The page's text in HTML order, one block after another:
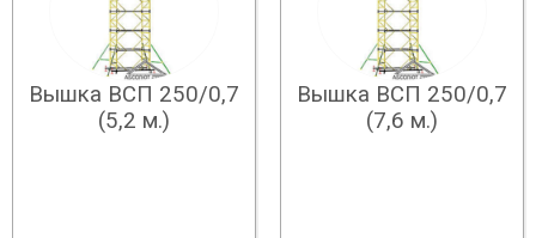
Вышка ВСП 250/0,7
(5,2 м.)
Вышка ВСП 250/0,7
(7,6 м.)